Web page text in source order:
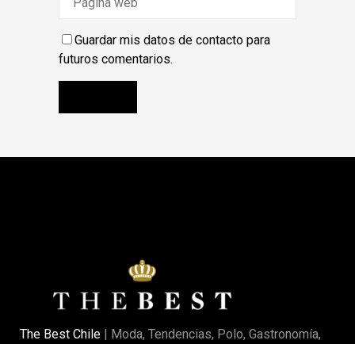
Guardar mis datos de contacto para
futuros comentarios.
The Best Chile | Moda, Tendencias, Polo, Gastronomía,